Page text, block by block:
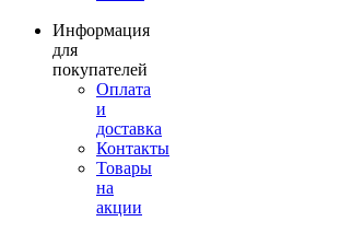
Информация
для
покупателей
Оплата
и
доставка
Контакты
Товары
на
акции